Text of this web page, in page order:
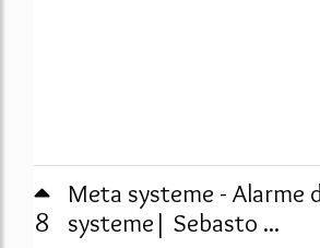
8
Meta systeme - Alarme
systeme| Sebasto ...